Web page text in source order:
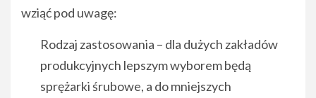
wziąć pod uwagę:
Rodzaj zastosowania – dla dużych zakładów
produkcyjnych lepszym wyborem będą
sprężarki śrubowe, a do mniejszych